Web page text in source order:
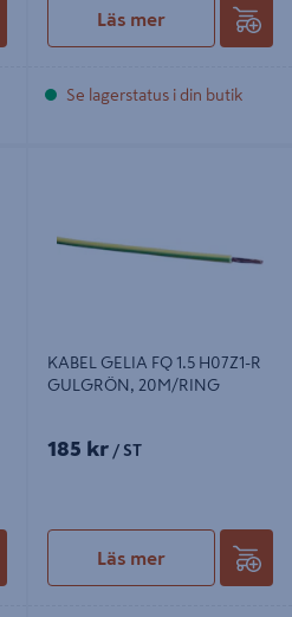
Läs mer
Se lagerstatus i din butik
KABEL GELIA FQ 1.5 H07Z1-R
GULGRÖN, 20M/RING
185 kr / ST
Läs mer